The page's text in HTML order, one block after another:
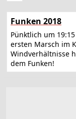
Funken 2018
Pünktlich um
ersten Marsch im
Windverhältnisse
dem Funken!